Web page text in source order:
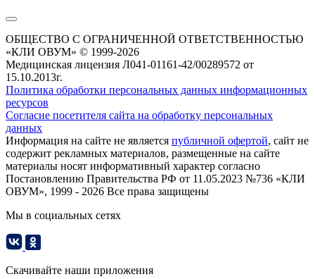
ОБЩЕСТВО С ОГРАНИЧЕННОЙ ОТВЕТСТВЕННОСТЬЮ
«КЛИ ОВУМ» © 1999-2026
Медицинская лицензия Л041-01161-42/00289572 от
15.10.2013г.
Политика обработки персональных данных информационных
ресурсов
Согласие посетителя сайта на обработку персональных
данных
Информация на сайте не является публичной офертой, сайт не
содержит рекламных материалов, размещенные на сайте
материалы носят информативный характер согласно
Постановлению Правительства РФ от 11.05.2023 №736 «КЛИ
ОВУМ», 1999 - 2026 Все права защищены
Мы в социальных сетях
Скачивайте наши приложения